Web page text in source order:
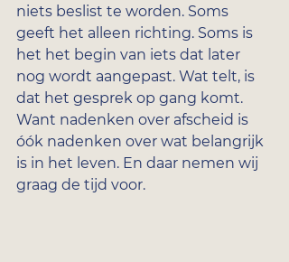
niets beslist te worden. Soms
geeft het alleen richting. Soms is
het het begin van iets dat later
nog wordt aangepast. Wat telt, is
dat het gesprek op gang komt.
Want nadenken over afscheid is
óók nadenken over wat belangrijk
is in het leven. En daar nemen wij
graag de tijd voor.